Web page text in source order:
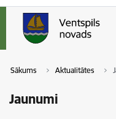
Sākums Aktualitātes
Jaunumi